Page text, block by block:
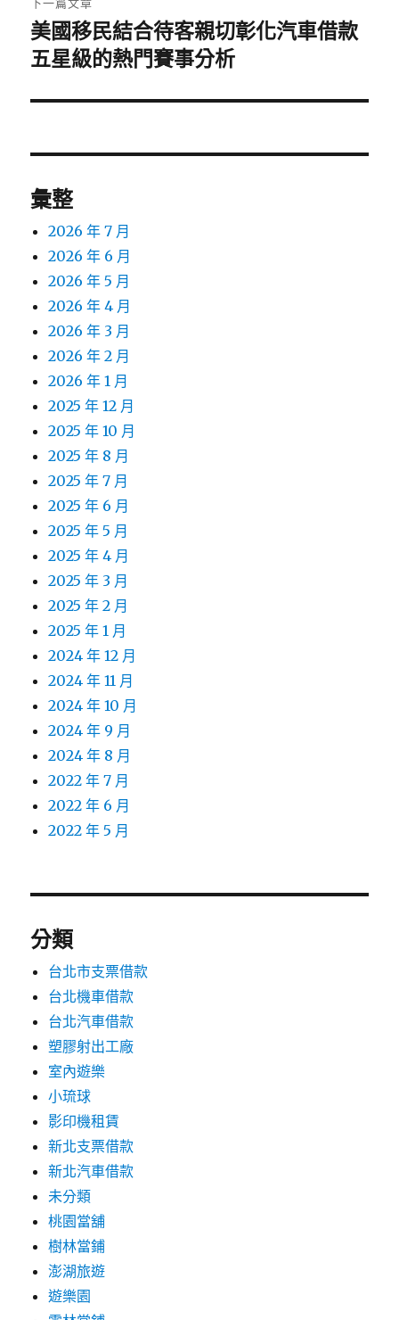
下
一
文
美國移民結合待客親切彰化汽車借款
五星級的熱門賽事分析
彙整
2026 年 7 月
2026 年 6 月
2026 年 5 月
2026 年 4 月
2026 年 3 月
2026 年 2 月
2026 年 1 月
2025 年 12 月
2025 年 10 月
2025 年 8 月
2025 年 7 月
2025 年 6 月
2025 年 5 月
2025 年 4 月
2025 年 3 月
2025 年 2 月
2025 年 1 月
2024 年 12 月
2024 年 11 月
2024 年 10 月
2024 年 9 月
2024 年 8 月
2022 年 7 月
2022 年 6 月
2022 年 5 月
分類
台北市支票借款
台北機車借款
台北汽車借款
塑膠射出工廠
室內遊樂
小琉球
影印機租賃
新北支票借款
新北汽車借款
未分類
桃園當舖
樹林當鋪
澎湖旅遊
遊樂園